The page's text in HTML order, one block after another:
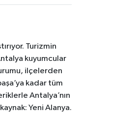
Turizmin
kuyumcular
ilçelerden
kadar tüm
Antalya’nın
Yeni Alanya.